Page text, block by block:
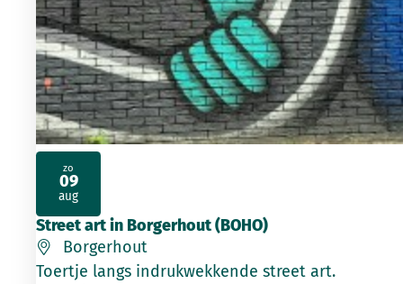
Street art in Borgerhout (BOHO)
Borgerhout
Toertje langs indrukwekkende street art.
zo
09
aug
2026